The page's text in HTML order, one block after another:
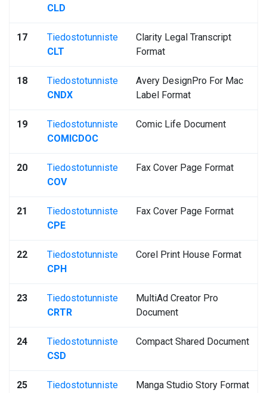
CLD
17
Tiedostotunniste
CLT
Clarity Legal Transcript
Format
18
Tiedostotunniste
CNDX
Avery DesignPro For Mac
Label Format
19
Tiedostotunniste
COMICDOC
Comic Life Document
20
Tiedostotunniste
COV
Fax Cover Page Format
21
Tiedostotunniste
CPE
Fax Cover Page Format
22
Tiedostotunniste
CPH
Corel Print House Format
23
Tiedostotunniste
CRTR
MultiAd Creator Pro
Document
24
Tiedostotunniste
CSD
Compact Shared Document
25
Tiedostotunniste
Manga Studio Story Format